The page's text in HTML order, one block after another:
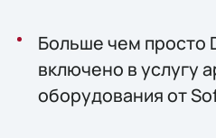
Больше чем просто
включено в услугу
оборудования от